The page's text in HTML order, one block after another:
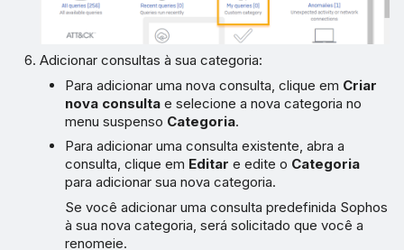
Adicionar consultas à sua categoria:
Para adicionar uma nova consulta, clique em Criar
nova consulta e selecione a nova categoria no
menu suspenso Categoria.
Para adicionar uma consulta existente, abra a
consulta, clique em Editar e edite o Categoria
para adicionar sua nova categoria.
Se você adicionar uma consulta predefinida Sophos
à sua nova categoria, será solicitado que você a
renomeie.